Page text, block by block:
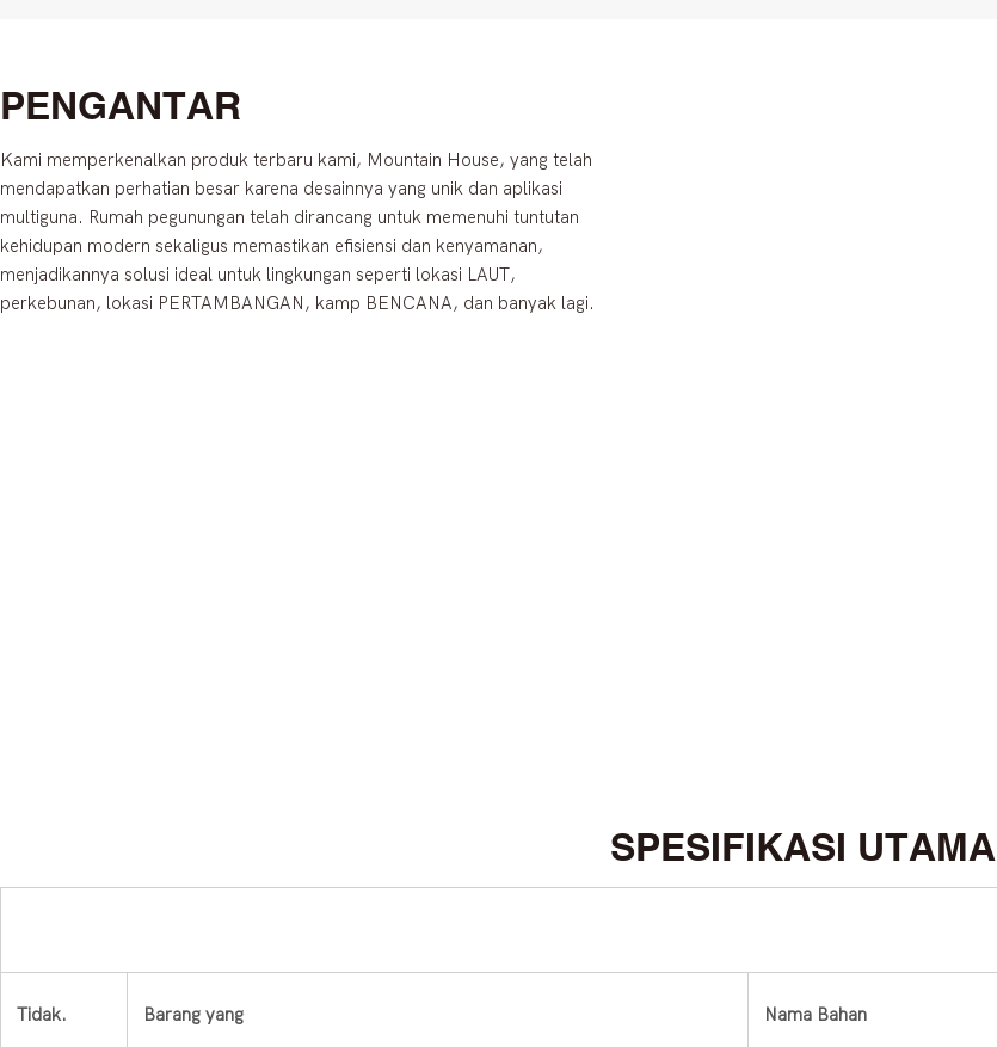
PENGANTAR
Kami memperkenalkan produk terbaru kami, Mountain House, yang telah
mendapatkan perhatian besar karena desainnya yang unik dan aplikasi
multiguna. Rumah pegunungan telah dirancang untuk memenuhi tuntutan
kehidupan modern sekaligus memastikan efisiensi dan kenyamanan,
menjadikannya solusi ideal untuk lingkungan seperti lokasi LAUT,
perkebunan, lokasi PERTAMBANGAN, kamp BENCANA, dan banyak lagi.
SPESIFIKASI UTAMA
Tidak. Barang yang Nama Bahan